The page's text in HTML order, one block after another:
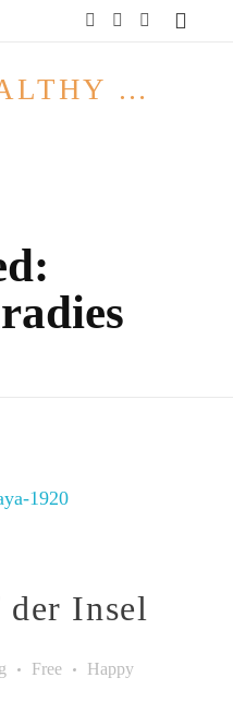
HAPPY HEALTHY RAW & FREE – ROH MACHT FROH!
Insel
Free Happy